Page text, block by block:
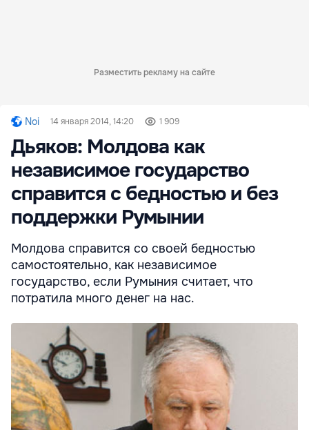
Разместить рекламу на сайте
Noi 14 января 2014, 14:20 1 909
Дьяков: Молдова как
независимое государство
справится с бедностью и без
поддержки Румынии
Молдова справится со своей бедностью
самостоятельно, как независимое
государство, если Румыния считает, что
потратила много денег на нас.